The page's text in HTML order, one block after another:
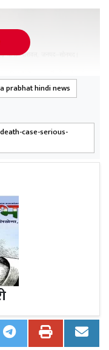
prabhat hindi news
case-serious-